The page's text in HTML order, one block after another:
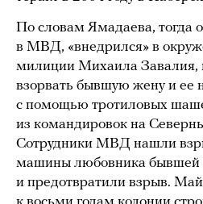
По словам Ямадаева, тогда
в МВД, «внедрился» в
милиции Михаила Завалия,
взорвать бывшую жену и ее
с помощью тротиловых
из командировок на
Сотрудники МВД нашли
машины любовника бывшей
и предотвратили взрыв.